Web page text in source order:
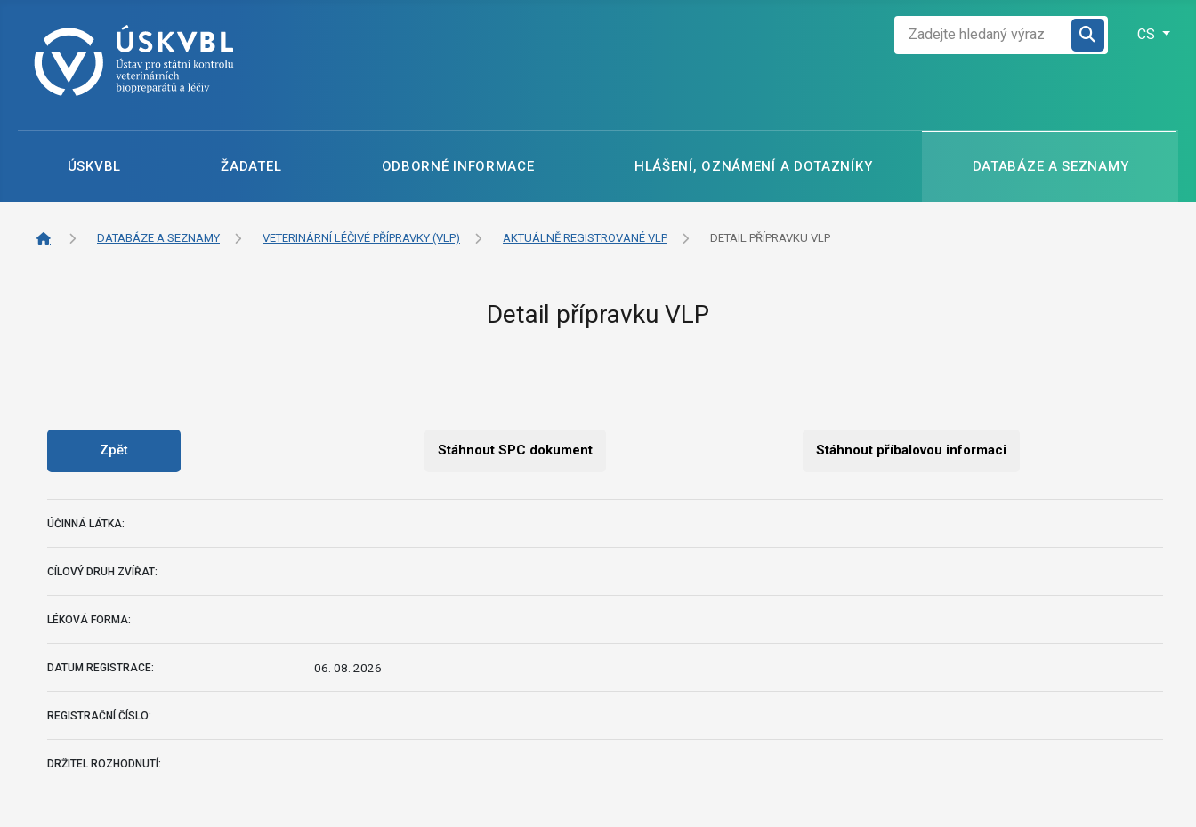
CS
ÚSKVBL ŽADATEL ODBORNÉ INFORMACE HLÁŠENÍ, OZNÁMENÍ A DOTAZNÍKY DATABÁZE A SEZNAMY
DATABÁZE A SEZNAMY VETERINÁRNÍ LÉČIVÉ PŘÍPRAVKY (VLP) AKTUÁLNĚ REGISTROVANÉ VLP DETAIL PŘÍPRAVKU VLP
Detail přípravku VLP
Zpět Stáhnout SPC dokument Stáhnout příbalovou informaci
ÚČINNÁ LÁTKA:
CÍLOVÝ DRUH ZVÍŘAT:
LÉKOVÁ FORMA:
DATUM REGISTRACE: 06. 08. 2026
REGISTRAČNÍ ČÍSLO:
DRŽITEL ROZHODNUTÍ: